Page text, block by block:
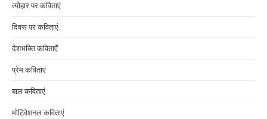
त्योहार पर कविताएं
दिवस पर कविताएं
देशभक्ति कविताएँ
प्रेम कविताएं
बाल कविताएं
मोटिवेशनल कविताएं